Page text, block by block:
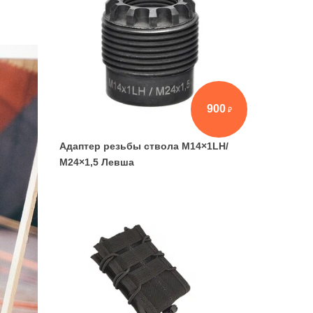
900
Адаптер резьбы ствола М14×1LH/
М24×1,5 Левша